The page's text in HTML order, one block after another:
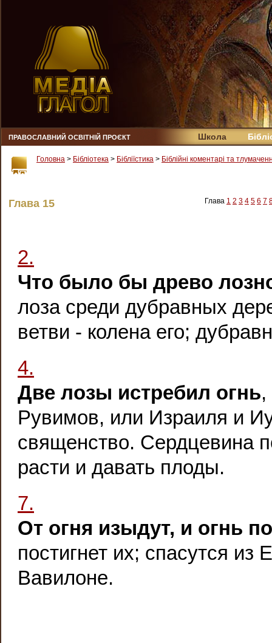
ПРАВОСЛАВНИЙ ОСВІТНІЙ ПРОЄКТ Школа
Головна > Бібліотека > Бібліїстика > Біблійні коментарі та
Глава 15 Глава 1 2 3 4 5 6 7
2.
Что было бы древо
лоза среди дубравных
ветви - колена его;
4.
Две лозы истребил огнь
Рувимов, или Израиля и
священство. Сердцевина
расти и давать плоды.
7.
От огня изыдут, и огнь
постигнет их; спасутся
Вавилоне.